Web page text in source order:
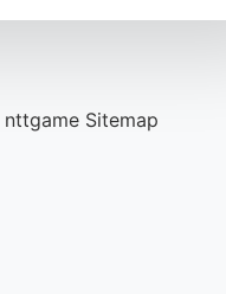
nttgame Sitemap